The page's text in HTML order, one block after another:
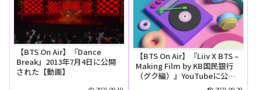
【BTS On Air】『Dance
Break』2013年7月4日に公開
された【動画】
【BTS On Air】『Liiv X BTS –
Making Film by KB国民銀行
（グク編）』YouTubeに公開